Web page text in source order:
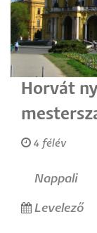
Horvát
4 félév
Nappali
Levelező